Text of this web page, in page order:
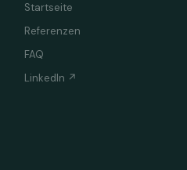
Startseite
Referenzen
FAQ
LinkedIn ↗